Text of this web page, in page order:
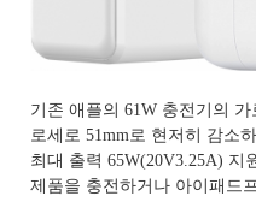
기존 애플의 61W 충전기의
로세로 51mm로 현저히 감소
최대 출력 65W(20V3.25A) 지
제품을 충전하거나 아이패드